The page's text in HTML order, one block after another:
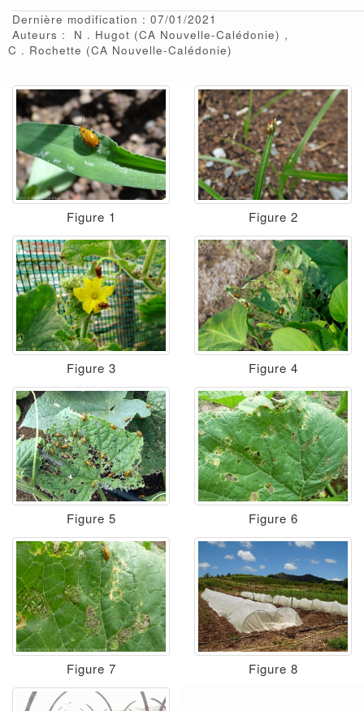
Dernière modification : 07/01/2021
Auteurs :
N Hugot (CA Nouvelle-Calédonie)
C
Rochette (CA Nouvelle-Calédonie)
Figure 1 Figure 2
Figure 3 Figure 4
Figure 5 Figure 6
Figure 7 Figure 8